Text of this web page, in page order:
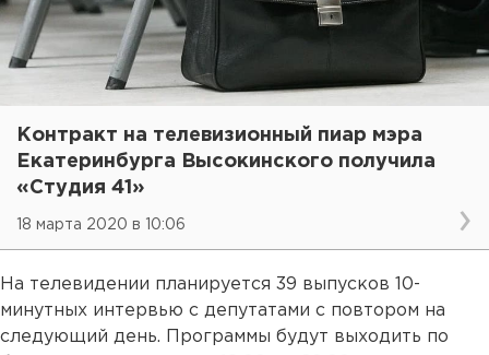
Контракт на телевизионный пиар мэра
Екатеринбурга Высокинского получила
«Студия 41»
18 марта 2020 в 10:06
На телевидении планируется 39 выпусков 10-
минутных интервью с депутатами с повтором на
следующий день. Программы будут выходить по